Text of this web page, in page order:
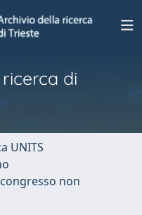
di
UNITS
non